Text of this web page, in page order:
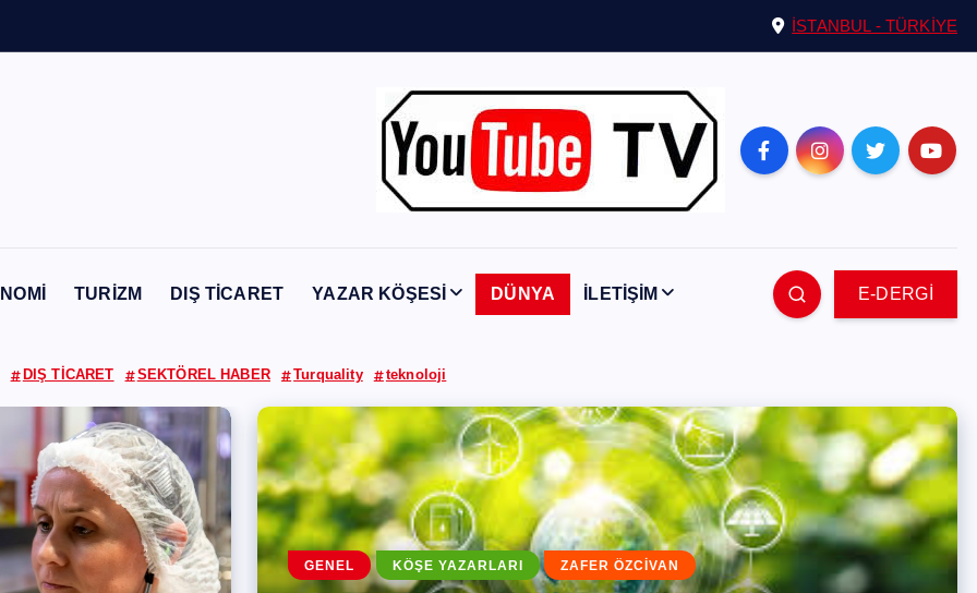
İSTANBUL - TÜRKİYE
TURİZM DIŞ TİCARET YAZAR KÖŞESİ DÜNYA İLETİŞİM E-DERGİ
DIŞ TİCARET SEKTÖREL HABER Turquality teknoloji
GENEL KÖŞE YAZARLARI ZAFER ÖZCİVAN